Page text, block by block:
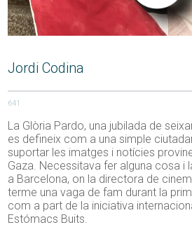
Jordi Codina
641
La Glòria Pardo, una jubilada de
es defineix com a una simple
suportar les imatges i notícies
Gaza. Necessitava fer alguna cosa i
a Barcelona, on la directora de
terme una vaga de fam durant la
com a part de la iniciativa
Estómacs Buits.